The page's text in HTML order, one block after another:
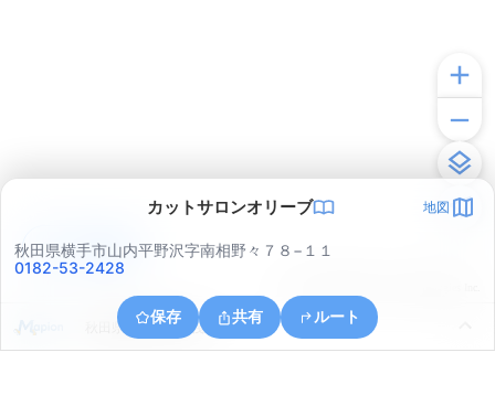
カットサロンオリーブ 地図
秋田県横手市山内平野沢字南相野々７８−１１
0182-53-2428
保存 共有 ルート
秋田県横手市山内筏
アプリで見る